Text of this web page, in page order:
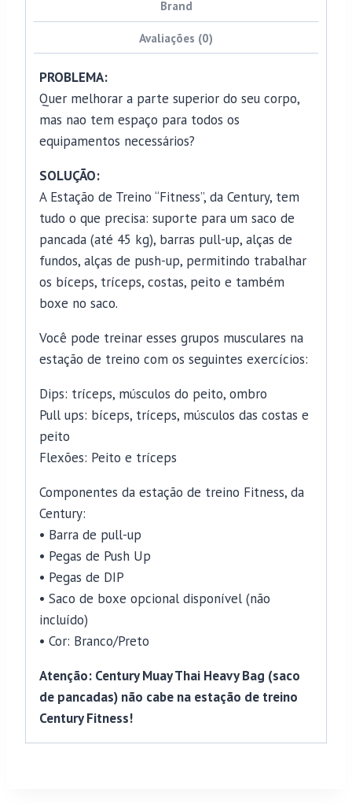
Brand
Avaliações (0)
PROBLEMA:
Quer melhorar a parte superior do seu corpo,
mas nao tem espaço para todos os
equipamentos necessários?
SOLUÇÃO:
A Estação de Treino “Fitness”, da Century, tem
tudo o que precisa: suporte para um saco de
pancada (até 45 kg), barras pull-up, alças de
fundos, alças de push-up, permitindo trabalhar
os bíceps, tríceps, costas, peito e também
boxe no saco.
Você pode treinar esses grupos musculares na
estação de treino com os seguintes exercícios:
Dips: tríceps, músculos do peito, ombro
Pull ups: bíceps, tríceps, músculos das costas e
peito
Flexões: Peito e tríceps
Componentes da estação de treino Fitness, da
Century:
• Barra de pull-up
• Pegas de Push Up
• Pegas de DIP
• Saco de boxe opcional disponível (não
incluído)
• Cor: Branco/Preto
Atenção: Century Muay Thai Heavy Bag (saco
de pancadas) não cabe na estação de treino
Century Fitness!